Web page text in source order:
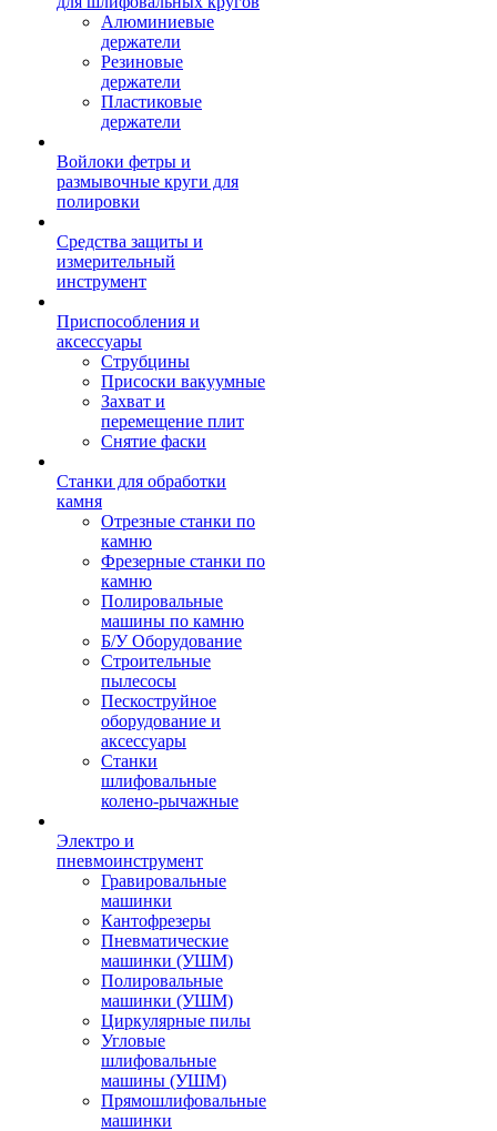
Алюминиевые
держатели
Резиновые
держатели
Пластиковые
держатели
Войлоки фетры и
размывочные круги для
полировки
Средства защиты и
измерительный
инструмент
Приспособления и
аксессуары
Струбцины
Присоски вакуумные
Захват и
перемещение плит
Снятие фаски
Станки для обработки
камня
Отрезные станки по
камню
Фрезерные станки по
камню
Полировальные
машины по камню
Б/У Оборудование
Строительные
пылесосы
Пескоструйное
оборудование и
аксессуары
Станки
шлифовальные
колено-рычажные
Электро и
пневмоинструмент
Гравировальные
машинки
Кантофрезеры
Пневматические
машинки (УШМ)
Полировальные
машинки (УШМ)
Циркулярные пилы
Угловые
шлифовальные
машины (УШМ)
Прямошлифовальные
машинки